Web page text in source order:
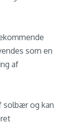
som en
af
solbær og kan